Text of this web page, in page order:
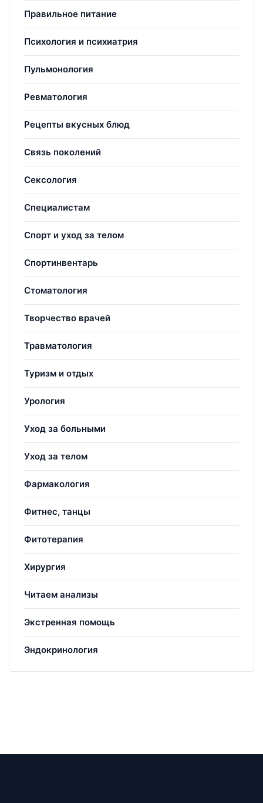
Правильное питание
Психология и психиатрия
Пульмонология
Ревматология
Рецепты вкусных блюд
Связь поколений
Сексология
Специалистам
Спорт и уход за телом
Спортинвентарь
Стоматология
Творчество врачей
Травматология
Туризм и отдых
Урология
Уход за больными
Уход за телом
Фармакология
Фитнес, танцы
Фитотерапия
Хирургия
Читаем анализы
Экстренная помощь
Эндокринология